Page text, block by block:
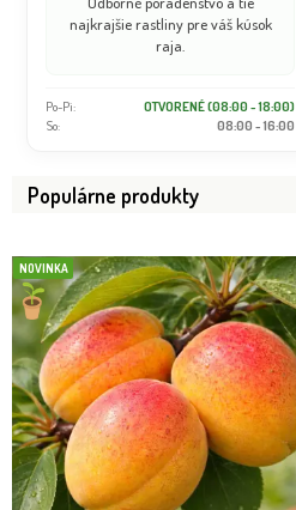
najkrajšie rastliny pre váš kúsok
raja.
Po-Pi:
OTVORENÉ (08:00 - 18:00)
So:
08:00 - 16:00
Populárne produkty
NOVINKA